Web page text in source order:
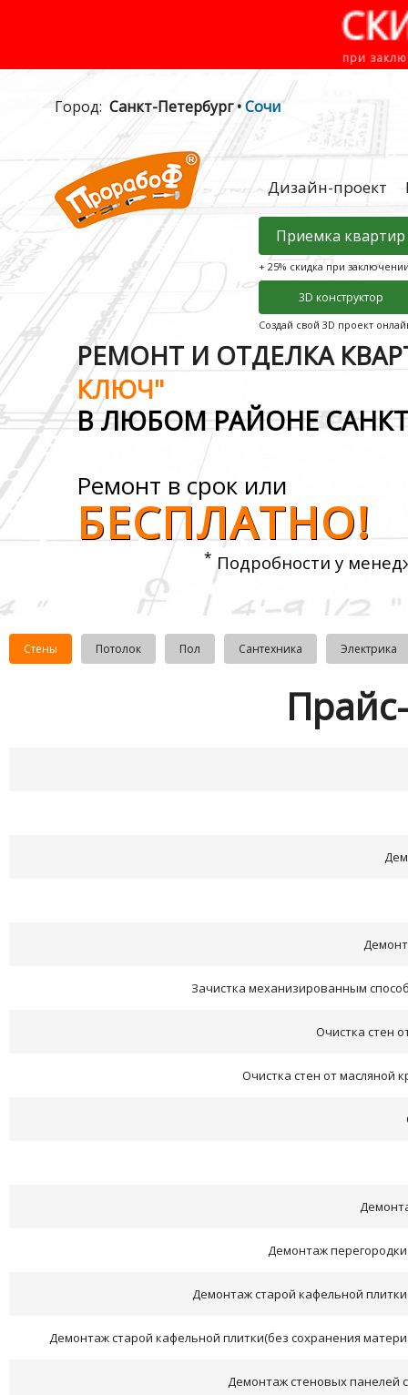
при
Город: Санкт-Петербург •Сочи
Дизайн-проект
Приемка квартир
+ 25% скидка при
3D конструктор
Создай свой 3D проект
РЕМОНТ И ОТДЕЛКА
КЛЮЧ"
В ЛЮБОМ РАЙОНЕ
Ремонт в срок или
БЕСПЛАТНО!
* Подробности у
Стены Потолок Пол Сантехника Электрика
Зачистка механизированным
Очистка стен
Очистка стен от масляной
Демонтаж
Демонтаж старой кафельной
Демонтаж старой кафельной плитки(без сохранения
Демонтаж стеновых панелей